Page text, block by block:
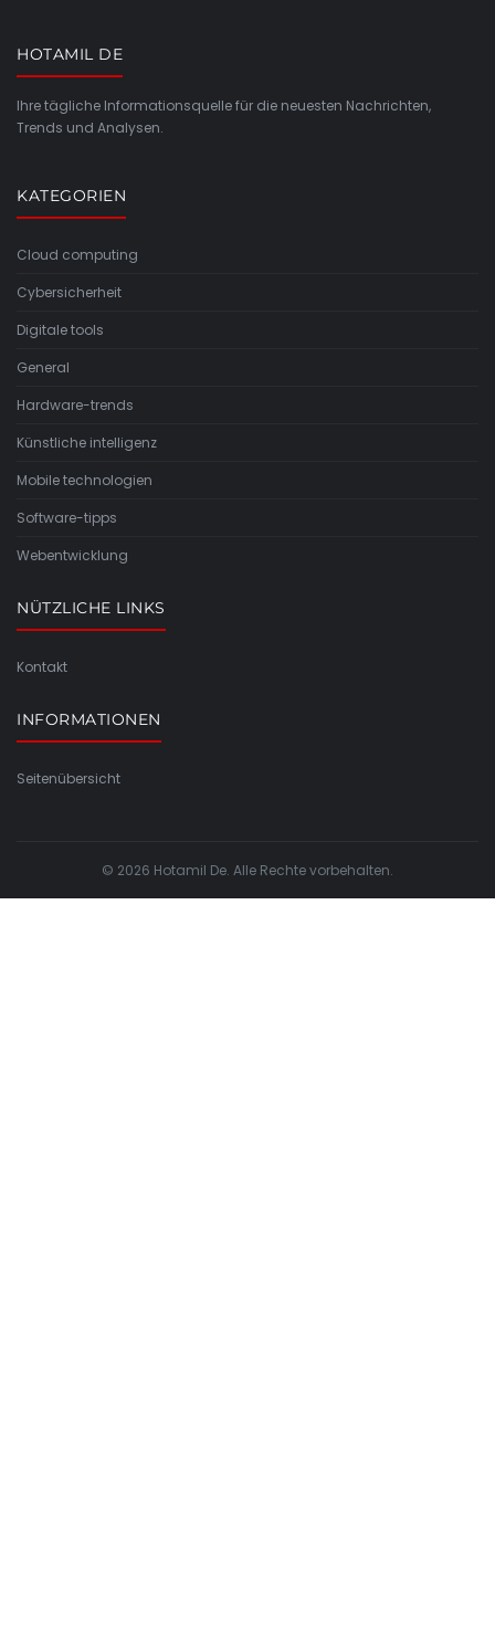
HOTAMIL DE
Ihre tägliche Informationsquelle für die neuesten Nachrichten,
Trends und Analysen.
KATEGORIEN
Cloud computing
Cybersicherheit
Digitale tools
General
Hardware-trends
Künstliche intelligenz
Mobile technologien
Software-tipps
Webentwicklung
NÜTZLICHE LINKS
Kontakt
INFORMATIONEN
Seitenübersicht
© 2026 Hotamil De. Alle Rechte vorbehalten.